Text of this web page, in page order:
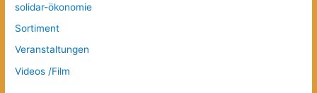
solidar-ökonomie
Sortiment
Veranstaltungen
Videos /Film